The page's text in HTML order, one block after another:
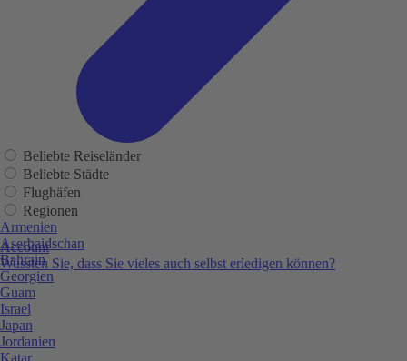
Account
Wussten Sie, dass Sie vieles auch selbst erledigen können?
Beliebte Reiseländer
Beliebte Städte
Flughäfen
Regionen
Armenien
Aserbaidschan
Bahrain
Georgien
Guam
Israel
Japan
Jordanien
Katar